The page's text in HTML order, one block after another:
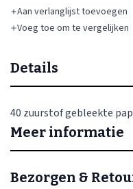
Aan verlanglijst toevoegen
Voeg toe om te vergelijken
Details
40 zuurstof gebleekte
Meer informatie
Bezorgen &